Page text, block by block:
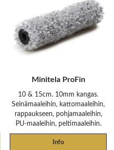
Minitela ProFin
10 & 15cm. 10mm kangas.
Seinämaaleihin, kattomaaleihin,
rappaukseen, pohjamaaleihin,
PU-maaleihin, peltimaaleihin.
Info